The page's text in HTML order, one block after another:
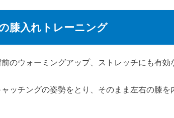
膝入れトレーニング
のウォーミングアップ、ストレッチにも有効
ッチングの姿勢をとり、そのまま左右の膝を